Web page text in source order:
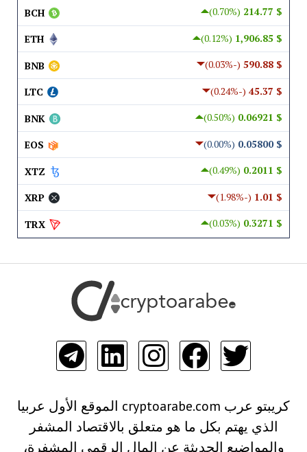
$ 214.77
(0.70%)
BCH
$ 1,906.85
(0.12%)
ETH
$ 590.88
(-0.03%)
BNB
$ 45.37
(-0.24%)
LTC
$ 0.06921
(0.50%)
BNK
$ 0.05800
(0.00%)
EOS
$ 0.2011
(0.49%)
XTZ
$ 1.01
(-1.98%)
XRP
$ 0.3271
(0.03%)
TRX
كريبتو عرب cryptoarabe.com الموقع الأول عربيا
الذي يهتم بكل ما هو متعلق بالاقتصاد المشفر
والمواضيع الحديثة عن المال الرقمي المشفرة،